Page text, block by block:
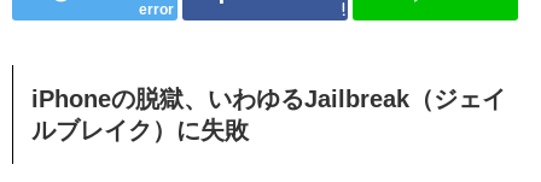
error
iPhoneの脱獄、いわゆるJailbreak（ジェイ
ルブレイク）に失敗